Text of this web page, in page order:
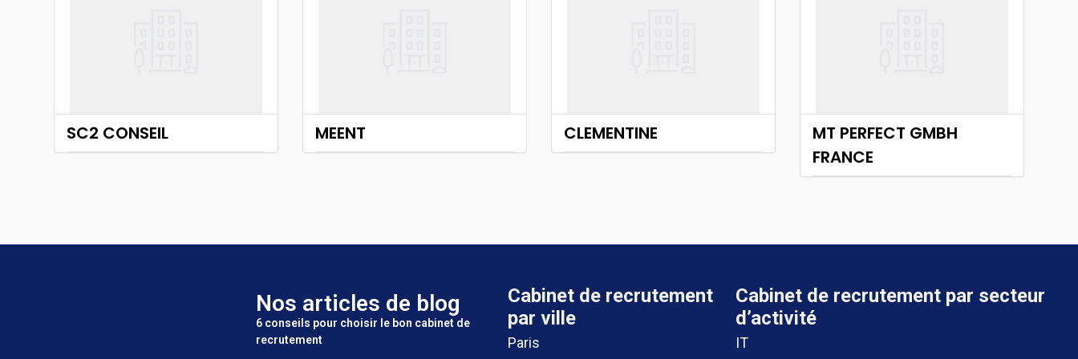
SC2 CONSEIL MEENT CLEMENTINE
MT PERFECT GMBH
FRANCE
Nos articles de blog
6 conseils pour choisir le bon cabinet de
recrutement
Cabinet de recrutement
par ville
Paris
Cabinet de recrutement par secteur
d’activité
IT